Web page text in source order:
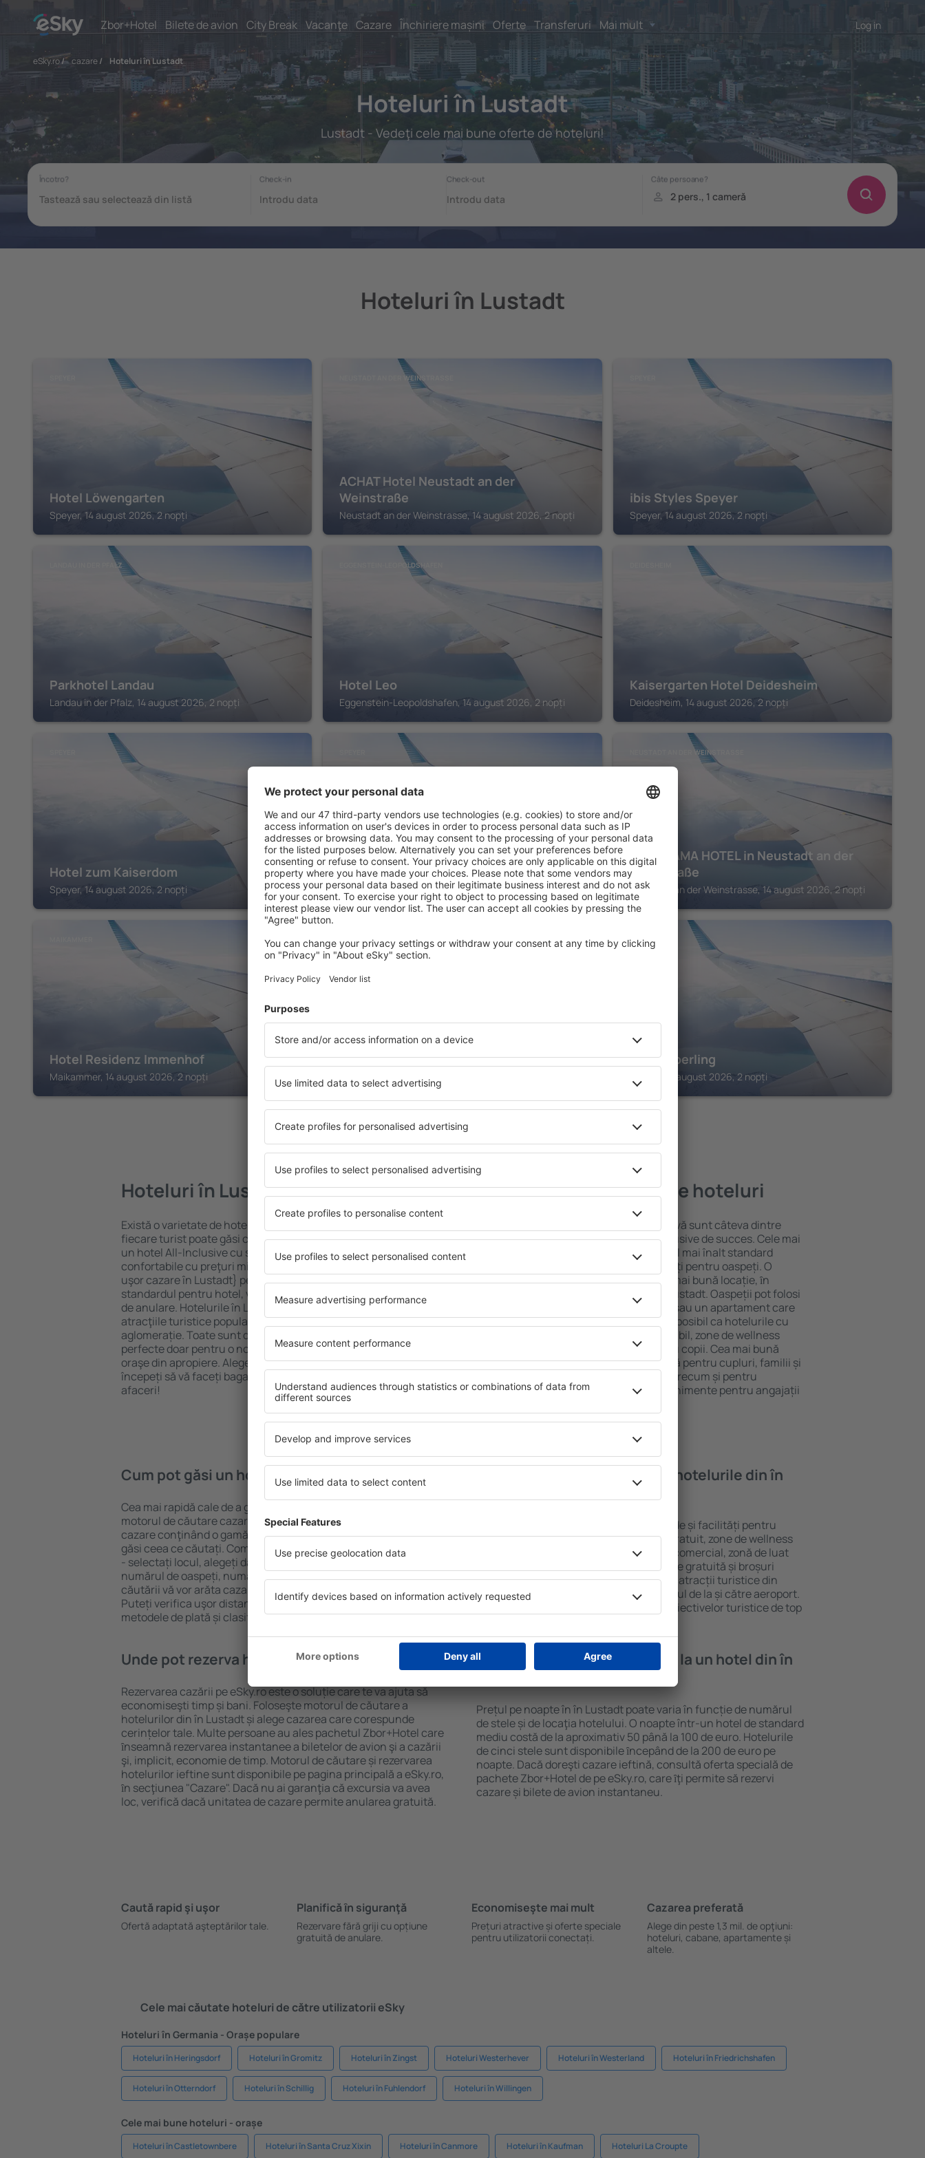
Zbor+Hotel Bilete de avion City Break Vacanţe Cazare Închiriere mașini Oferte Transferuri Mai mult Log in
eSky.ro/ cazare/ Hoteluri în Lustadt
Hoteluri în Lustadt
Lustadt - Vedeţi cele mai bune oferte de hoteluri!
Hoteluri în Lustadt
Hotel Löwengarten
Speyer, 14 august 2026, 2 nopți
NEUSTADT AN DER WEINSTRASSE
ACHAT Hotel Neustadt an der
Weinstraße
Neustadt an der Weinstrasse, 14 august 2026, 2 nopți
ibis Styles Speyer
Speyer, 14 august 2026, 2 nopți
LANDAU IN DER PFALZ
Parkhotel Landau
Landau in der Pfalz, 14 august 2026, 2 nopți
EGGENSTEIN-LEOPOLDSHAFEN
Hotel Leo
Eggenstein-Leopoldshafen, 14 august 2026, 2 nopți
Kaisergarten Hotel Deidesheim
Deidesheim, 14 august 2026, 2 nopți
Hotel zum Kaiserdom
Speyer, 14 august 2026, 2 nopți
GuestHouse Speyer
Speyer, 14 august 2026, 2 nopți
NEUSTADT AN DER WEINSTRASSE
PANORAMA HOTEL in Neustadt an der
Weinstraße
Neustadt an der Weinstrasse, 14 august 2026, 2 nopți
Hotel Residenz Immenhof
Maikammer, 14 august 2026, 2 nopți
LANDAU IN DER PFALZ
Maximilians Boutique-Hotel Landau
Landau in der Pfalz, 14 august 2026, 2 nopți
SPEYER
Hotel Sperling
Speyer, 14 august 2026, 2 nopți
Vedeți mai multe hoteluri în Lustadt
Hoteluri în Lustadt
Există o varietate de hoteluri disponibile în Lustadt, astfel încât
fiecare turist poate găsi cazare potrivită nevoilor sale. Preferați
un hotel All-Inclusive cu standarde ȋnalte sau preferați hoteluri
confortabile cu preţuri mici? Cu ajutorul nostru puteți rezerva
uşor cazare în Lustadt} pentru orice buget! Selectați destinația şi
standardul pentru hotel, verificați metodele de plată și opțiunile
de anulare. Hotelurile în Lustadt sunt situate atât aproape de
atracţiile turistice populare, cât și puțin mai departe de
aglomerație. Toate sunt disponibile pentru o vacanță lungă sau
perfecte doar pentru o noapte atunci când doriţi să vizitaţi şi alte
oraşe din apropiere. Alegeți hotelul care vi se potriveşte și
începeți să vă faceți bagajele pentru o vacanţă sau călătorie de
afaceri!
Lustadt – cele mai bune hoteluri
O varietate de servicii și o locație atractivă sunt câteva dintre
elementele cheie ale unui hotel All-Inclusive de succes. Cele mai
bune hoteluri din Lustadt garantează cel mai înalt standard
pentru servicii și o gamă largă de facilități pentru oaspeți. O
cazare cu standarde ridicate oferă cea mai bună locație, ȋn
apropiere de principalele distracţii din Lustadt. Oaspeții pot folosi
parcarea gratuită și pot alege o cameră sau un apartament care
să corespundă perfect nevoilor lor. Este posibil ca hotelurile cu
standarde ȋnalte să ofere un meniu variabil, zone de wellness
precum spa și fitness, și activități pentru copii. Cea mai bună
cazare în Lustadt este o alegere perfectă pentru cupluri, familii și
persoane aflate în călătorie de afaceri, precum și pentru
companii care doresc să organizeze evenimente pentru angajații
Cum pot găsi un hotel în Lustadt?
Cea mai rapidă cale de a găsi un hotel în Lustadt este folosind
motorul de căutare cazare eSky. Baza mare de date cu locuri de
cazare conţinând o gamă largă de opţiuni este o garanție că veți
găsi ceea ce căutați. Completați câmpurile motorului de căutare
- selectați locul, alegeți data de check-in și check-out, adăugați
numărul de oaspeți, numărul de camere şi gata! Rezultatele
căutării vă vor arăta cazarea disponibilă ȋn perioada selectată.
Puteți verifica uşor distanța de la hotel ȋn centrul orașului,
metodele de plată și clasificarea hotelului.
Ce fel de facilităţi voi găsi ȋn hotelurile din în
Hotelurile în Lustadt au diferite standarde și facilități pentru
oaspeți. Cele mai frecvente sunt Wi-Fi gratuit, zone de wellness
cu SPA, mini bar/seif în cameră, centru comercial, zonă de luat
masa, zonă de joacă pentru copii, parcare gratuită și broșuri
informative despre cele mai interesante atracții turistice din
zonă. Unele proprietăți includ și transferul de la și către aeroport.
Uneori, acestea încurajează vizitarea obiectivelor turistice de top
Unde pot rezerva hoteluri ȋn în Lustadt?
Rezervarea cazării pe eSky.ro este o soluție care te va ajuta să
economiseşti timp și bani. Foloseşte motorul de căutare a
hotelurilor din în Lustadt și alege cazarea care corespunde
cerințelor tale. Multe persoane au ales pachetul Zbor+Hotel care
ȋnseamnă rezervarea instantanee a biletelor de avion şi a cazării
şi, implicit, economie de timp. Motorul de căutare și rezervarea
hotelurilor ieftine sunt disponibile pe pagina principală a eSky.ro,
ȋn secţiunea "Cazare". Dacă nu ai garanţia că excursia va avea
loc, verifică dacă unitatea de cazare permite anularea gratuită.
Cât costă o noapte de cazare la un hotel din în
Prețul pe noapte în în Lustadt poate varia în funcție de numărul
de stele și de locaţia hotelului. O noapte într-un hotel de standard
mediu costă de la aproximativ 50 până la 100 de euro. Hotelurile
de cinci stele sunt disponibile ȋncepând de la 200 de euro pe
noapte. Dacă doreşti cazare ieftină, consultă oferta specială de
pachete Zbor+Hotel de pe eSky.ro, care ȋţi permite să rezervi
cazare și bilete de avion instantaneu.
Caută rapid şi uşor
Ofertă adaptată aşteptărilor tale.
Planifică ȋn siguranţă
Rezervare fără griji cu opțiune
gratuită de anulare.
Economiseşte mai mult
Prețuri atractive și oferte speciale
pentru utilizatorii conectați.
Cazarea preferată
Alege din peste 1,3 mil. de opţiuni:
hoteluri, cabane, apartamente și
altele.
Cele mai căutate hoteluri de către utilizatorii eSky
Hoteluri în Germania - Orașe populare
Hoteluri în Heringsdorf Hoteluri în Gromitz Hoteluri în Zingst Hoteluri Westerhever Hoteluri în Westerland Hoteluri în Friedrichshafen
Hoteluri în Otterndorf Hoteluri în Schillig Hoteluri în Fuhlendorf Hoteluri în Willingen
Cele mai bune hoteluri - orașe
Hoteluri în Castletownbere Hoteluri în Santa Cruz Xixin Hoteluri în Canmore Hoteluri în Kaufman Hoteluri La Croupte